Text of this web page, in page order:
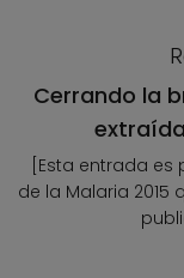
Cerrando la
[Esta entrada
de la Malaria 2015